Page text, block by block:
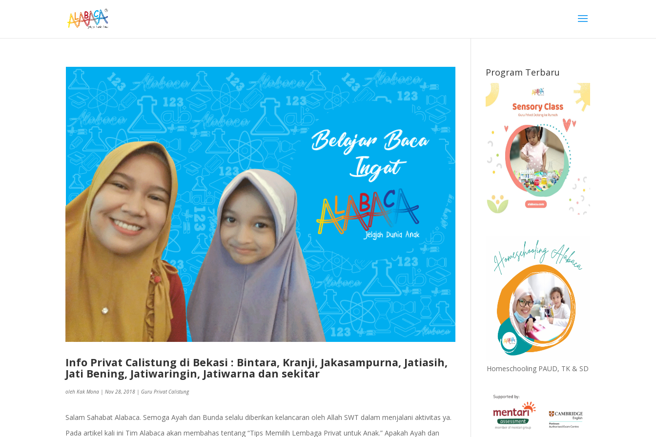
Info Privat Calistung di Bekasi : Bintara, Kranji, Jakasampurna, Jatiasih,
Jati Bening, Jatiwaringin, Jatiwarna dan sekitar
olehKak Mona |Nov 28, 2018 |Guru Privat Calistung
Salam Sahabat Alabaca. Semoga Ayah dan Bunda selalu diberikan kelancaran oleh Allah SWT dalam menjalani aktivitas ya.
Pada artikel kali ini Tim Alabaca akan membahas tentang “Tips Memilih Lembaga Privat untuk Anak.” Apakah Ayah dan
Program Terbaru
Homeschooling PAUD, TK & SD